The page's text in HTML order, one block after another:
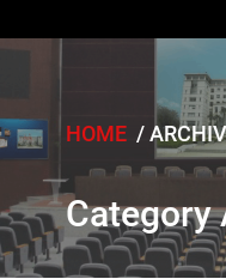
HOME /
Category